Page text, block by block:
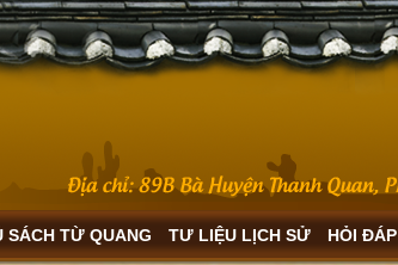
SÁCH TỪ QUANG TƯ LIỆU LỊCH SỬ HỎI ĐÁP